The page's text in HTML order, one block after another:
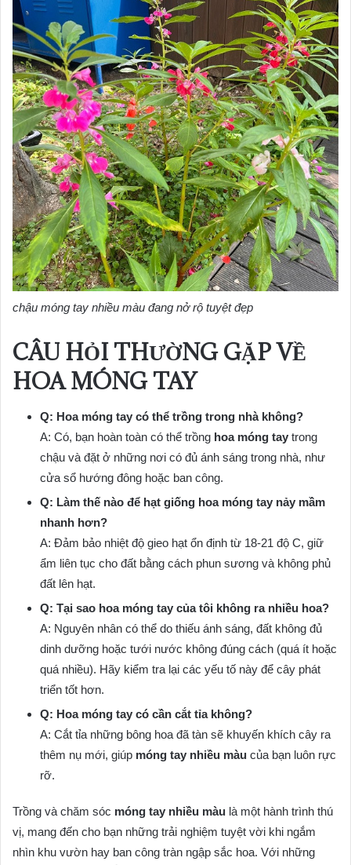
chậu móng tay nhiều màu đang nở rộ tuyệt đẹp
CÂU HỎI THƯỜNG GẶP VỀ
HOA MÓNG TAY
Q: Hoa móng tay có thể trồng trong nhà không?
A: Có, bạn hoàn toàn có thể trồng hoa móng tay trong
chậu và đặt ở những nơi có đủ ánh sáng trong nhà, như
cửa sổ hướng đông hoặc ban công.
Q: Làm thế nào để hạt giống hoa móng tay nảy mầm
nhanh hơn?
A: Đảm bảo nhiệt độ gieo hạt ổn định từ 18-21 độ C, giữ
ẩm liên tục cho đất bằng cách phun sương và không phủ
đất lên hạt.
Q: Tại sao hoa móng tay của tôi không ra nhiều hoa?
A: Nguyên nhân có thể do thiếu ánh sáng, đất không đủ
dinh dưỡng hoặc tưới nước không đúng cách (quá ít hoặc
quá nhiều). Hãy kiểm tra lại các yếu tố này để cây phát
triển tốt hơn.
Q: Hoa móng tay có cần cắt tỉa không?
A: Cắt tỉa những bông hoa đã tàn sẽ khuyến khích cây ra
thêm nụ mới, giúp móng tay nhiều màu của bạn luôn rực
rỡ.
Trồng và chăm sóc móng tay nhiều màu là một hành trình thú
vị, mang đến cho bạn những trải nghiệm tuyệt vời khi ngắm
nhìn khu vườn hay ban công tràn ngập sắc hoa. Với những